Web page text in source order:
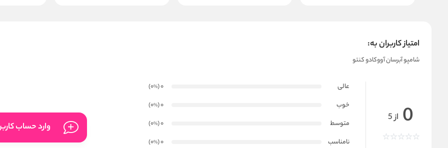
امتیاز کاربران به:
شامپو آبرسان آووکادو کنتو
0 از 5
عالی 0
(0
%
)
خوب
0
(0
%
)
متوسط
0
(0
%
)
نامناسب
0
(0
%
)
وارد حساب